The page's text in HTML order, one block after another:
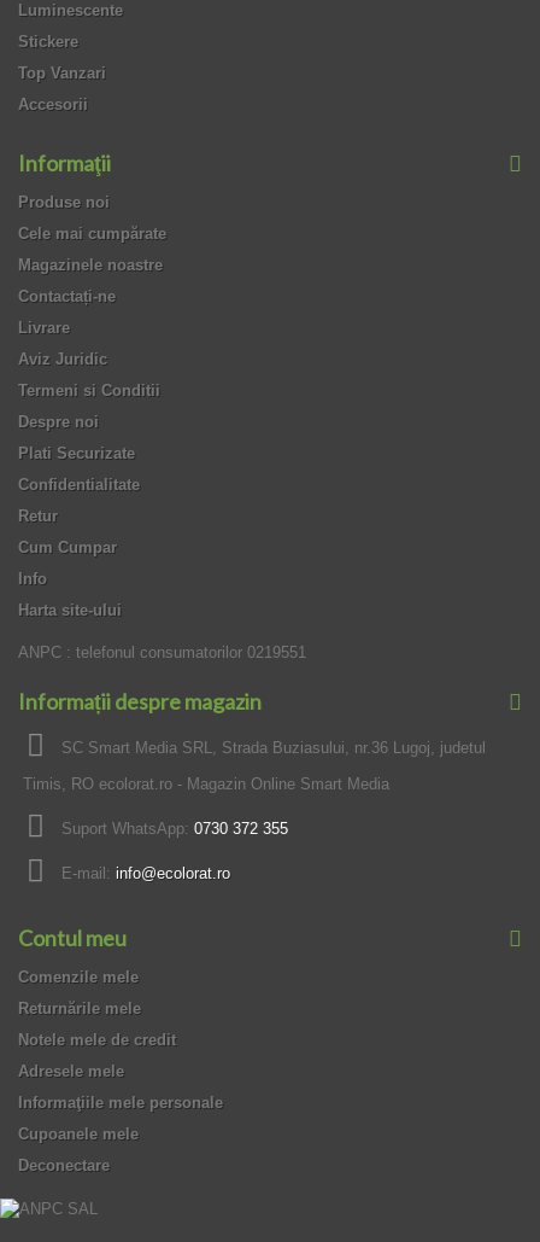
Luminescente
Stickere
Top Vanzari
Accesorii
Informaţii
Produse noi
Cele mai cumpărate
Magazinele noastre
Contactați-ne
Livrare
Aviz Juridic
Termeni si Conditii
Despre noi
Plati Securizate
Confidentialitate
Retur
Cum Cumpar
Info
Harta site-ului
ANPC : telefonul consumatorilor 0219551
Informații despre magazin
SC Smart Media SRL, Strada Buziasului, nr.36 Lugoj, judetul
Timis, RO ecolorat.ro - Magazin Online Smart Media
Suport WhatsApp: 0730 372 355
E-mail: info@ecolorat.ro
Contul meu
Comenzile mele
Returnările mele
Notele mele de credit
Adresele mele
Informaţiile mele personale
Cupoanele mele
Deconectare